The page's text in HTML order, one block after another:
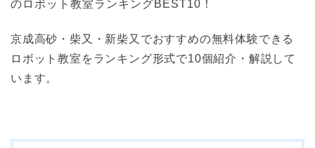
京成高砂・柴又・新柴又でおすすめの無料体験できる
ロボット教室をランキング形式で10個紹介・解説して
います。